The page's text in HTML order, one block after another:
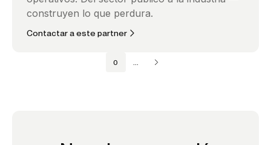
construyen lo que perdura.
Contactar a este partner
0